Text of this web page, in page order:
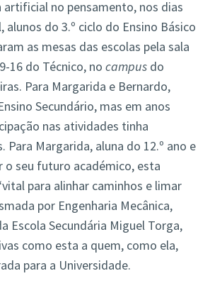
artificial no pensamento, nos dias
alunos do 3.º ciclo do Ensino Básico
as mesas das escolas pela sala
16 do Técnico, no campus do
Para Margarida e Bernardo,
Secundário, mas em anos
nas atividades tinha
Margarida, aluna do 12.º ano e
o seu futuro académico, esta
para alinhar caminhos e limar
por Engenharia Mecânica,
Escola Secundária Miguel Torga,
como esta a quem, como ela,
para a Universidade.